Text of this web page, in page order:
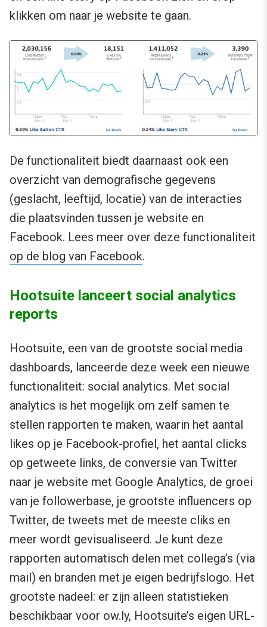
klikken om naar je website te gaan.
De functionaliteit biedt daarnaast ook een
overzicht van demografische gegevens
(geslacht, leeftijd, locatie) van de interacties
die plaatsvinden tussen je website en
Facebook. Lees meer over deze functionaliteit
op de blog van Facebook.
Hootsuite lanceert social analytics
reports
Hootsuite, een van de grootste social media
dashboards, lanceerde deze week een nieuwe
functionaliteit: social analytics. Met social
analytics is het mogelijk om zelf samen te
stellen rapporten te maken, waarin het aantal
likes op je Facebook-profiel, het aantal clicks
op getweete links, de conversie van Twitter
naar je website met Google Analytics, de groei
van je followerbase, je grootste influencers op
Twitter, de tweets met de meeste cliks en
meer wordt gevisualiseerd. Je kunt deze
rapporten automatisch delen met collega’s (via
mail) en branden met je eigen bedrijfslogo. Het
grootste nadeel: er zijn alleen statistieken
beschikbaar voor ow.ly, Hootsuite’s eigen URL-